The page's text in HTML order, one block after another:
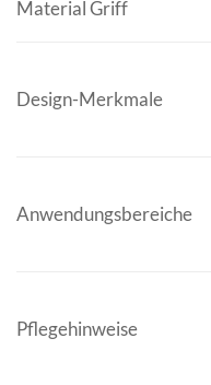
Material Griff
Design-Merkmale
Anwendungsbereiche
Pflegehinweise